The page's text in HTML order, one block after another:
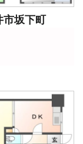
坂下町